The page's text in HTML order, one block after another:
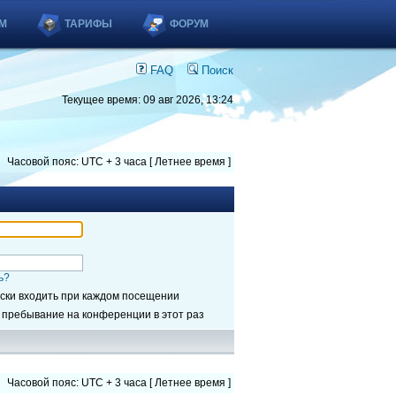
ТАРИФЫ ФОРУМ
FAQ Поиск
Текущее время: 09 авг 2026, 13:24
Часовой пояс: UTC + 3 часа [ Летнее время ]
входить при каждом посещении
на конференции в этот раз
Часовой пояс: UTC + 3 часа [ Летнее время ]